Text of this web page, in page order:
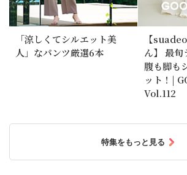
「涼しくてシルエット美
人」なパンツ厳選6本
【
ん】 最旬
腹も脚も
ット！|
Vol.112
特集をもっと見る